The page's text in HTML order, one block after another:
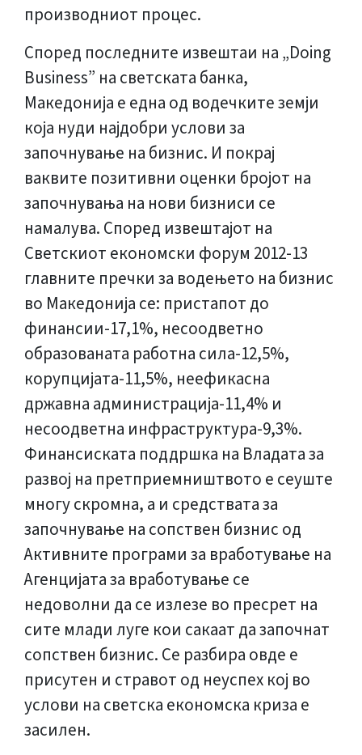
производниот процес.
Според последните извештаи на „Doing
Business” на светската банка,
Македонија е една од водечките земји
која нуди најдобри услови за
започнување на бизнис. И покрај
ваквите позитивни оценки бројот на
започнувања на нови бизниси се
намалува. Според извештајот на
Светскиот економски форум 2012-13
главните пречки за водењето на бизнис
во Македонија се: пристапот до
финансии-17,1%, несоодветно
образованата работна сила-12,5%,
корупцијата-11,5%, неефикасна
државна администрација-11,4% и
несоодветна инфраструктура-9,3%.
Финансиската поддршка на Владата за
развој на претприемништвото е сеуште
многу скромна, а и средствата за
започнување на сопствен бизнис од
Активните програми за вработување на
Агенцијата за вработување се
недоволни да се излезе во пресрет на
сите млади луге кои сакаат да започнат
сопствен бизнис. Се разбира овде е
присутен и стравот од неуспех кој во
услови на светска економска криза е
засилен.